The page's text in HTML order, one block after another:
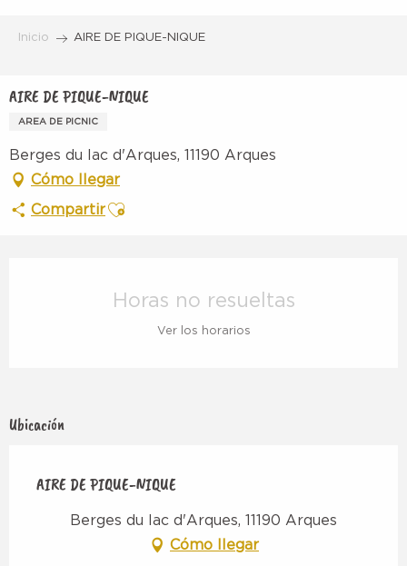
Inicio AIRE DE PIQUE-NIQUE
AIRE DE PIQUE-NIQUE
AREA DE PICNIC
Berges du lac d'Arques, 11190 Arques
Cómo llegar
CompartirAjouter aux favoris
Horas no resueltas
Ver los horarios
Ubicación
AIRE DE PIQUE-NIQUE
Berges du lac d'Arques, 11190 Arques
Cómo llegar